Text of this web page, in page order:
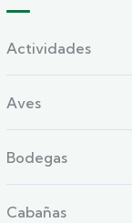
Actividades
Aves
Bodegas
Cabañas